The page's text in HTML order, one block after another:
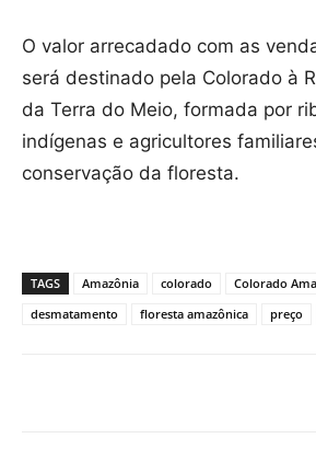
O valor arrecadado com as
será destinado pela Colorado à
da Terra do Meio, formada por
indígenas e agricultores
conservação da floresta.
TAGS Amazônia colorado
Colorado
desmatamento
floresta amazônica preço